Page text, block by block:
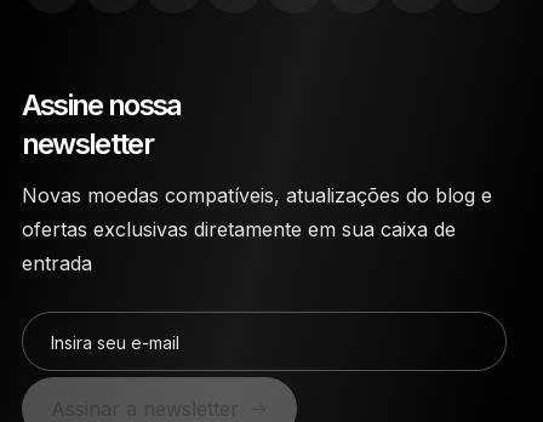
Assine nossa
newsletter
Novas moedas compatíveis, atualizações do blog e
ofertas exclusivas diretamente em sua caixa de
entrada
Insira seu e-mail
Assinar a newsletter